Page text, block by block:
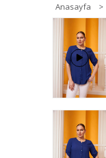
Anasayfa >